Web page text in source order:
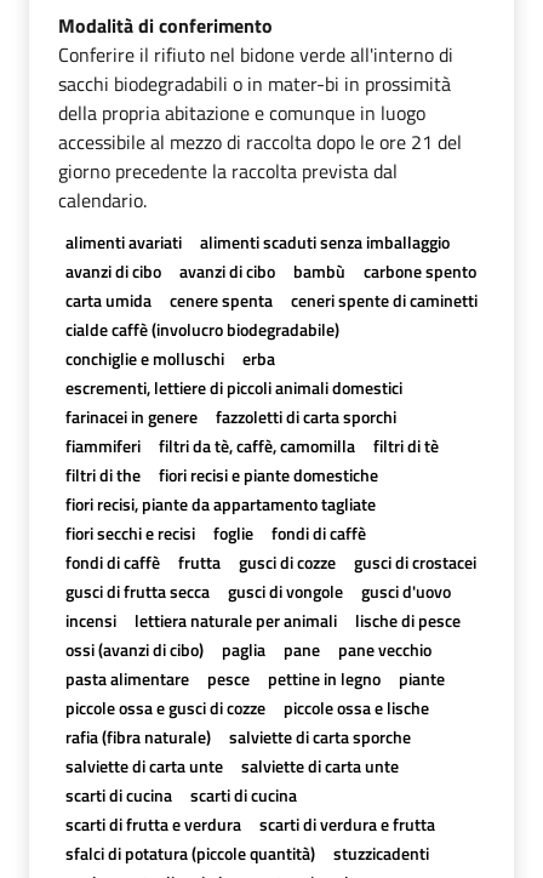
Modalità di conferimento
Conferire il rifiuto nel bidone verde all'interno di
sacchi biodegradabili o in mater-bi in prossimità
della propria abitazione e comunque in luogo
accessibile al mezzo di raccolta dopo le ore 21 del
giorno precedente la raccolta prevista dal
calendario.
alimenti avariati
alimenti scaduti senza imballaggio
avanzi di cibo
avanzi di cibo bambù
carbone spento
carta umida
cenere spenta
ceneri spente di caminetti
cialde caffè (involucro biodegradabile)
conchiglie e molluschi
erba
escrementi, lettiere di piccoli animali domestici
farinacei in genere
fazzoletti di carta sporchi
fiammiferi
filtri da tè, caffè, camomilla
filtri di tè
filtri di the
fiori recisi e piante domestiche
fiori recisi, piante da appartamento tagliate
fiori secchi e recisi
foglie
fondi di caffè
fondi di caffè
frutta gusci di cozze
gusci di crostacei
gusci di frutta secca
gusci di vongole
gusci d'uovo
incensi
lettiera naturale per animali
lische di pesce
ossi (avanzi di cibo)
paglia pane
pane vecchio
pasta alimentare
pesce pettine in legno
piante
piccole ossa e gusci di cozze
piccole ossa e lische
rafia (fibra naturale)
salviette di carta sporche
salviette di carta unte
salviette di carta unte
scarti di cucina
scarti di cucina
scarti di frutta e verdura
scarti di verdura e frutta
sfalci di potatura (piccole quantità)
stuzzicadenti